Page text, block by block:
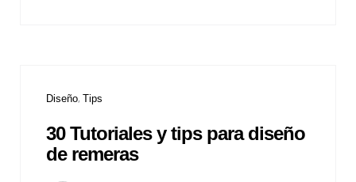
Diseño Tips
30 Tutoriales y tips para diseño
de remeras